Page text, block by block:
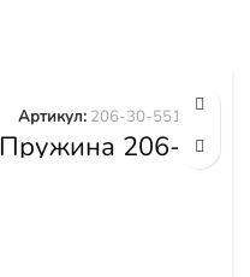
Пружина 206-
30-55172
Артикул: 206-30-55172